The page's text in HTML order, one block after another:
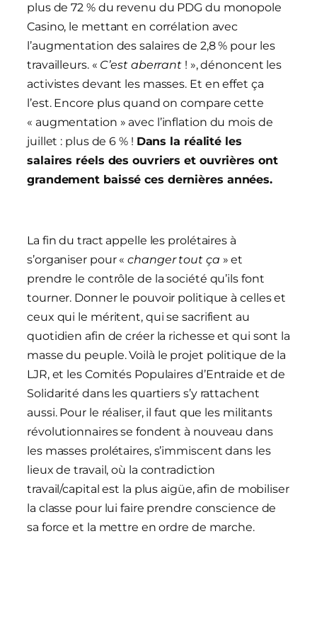
plus de 72 % du revenu du PDG du monopole
Casino, le mettant en corrélation avec
l’augmentation des salaires de 2,8 % pour les
travailleurs. « C’est aberrant ! », dénoncent les
activistes devant les masses. Et en effet ça
l’est. Encore plus quand on compare cette
« augmentation » avec l’inflation du mois de
juillet : plus de 6 % ! Dans la réalité les
salaires réels des ouvriers et ouvrières ont
grandement baissé ces dernières années.
La fin du tract appelle les prolétaires à
s’organiser pour «changer tout ça » et
prendre le contrôle de la société qu’ils font
tourner. Donner le pouvoir politique à celles et
ceux qui le méritent, qui se sacrifient au
quotidien afin de créer la richesse et qui sont la
masse du peuple. Voilà le projet politique de la
LJR, et les Comités Populaires d’Entraide et de
Solidarité dans les quartiers s’y rattachent
aussi. Pour le réaliser, il faut que les militants
révolutionnaires se fondent à nouveau dans
les masses prolétaires, s’immiscent dans les
lieux de travail, où la contradiction
travail/capital est la plus aigüe, afin de mobiliser
la classe pour lui faire prendre conscience de
sa force et la mettre en ordre de marche.